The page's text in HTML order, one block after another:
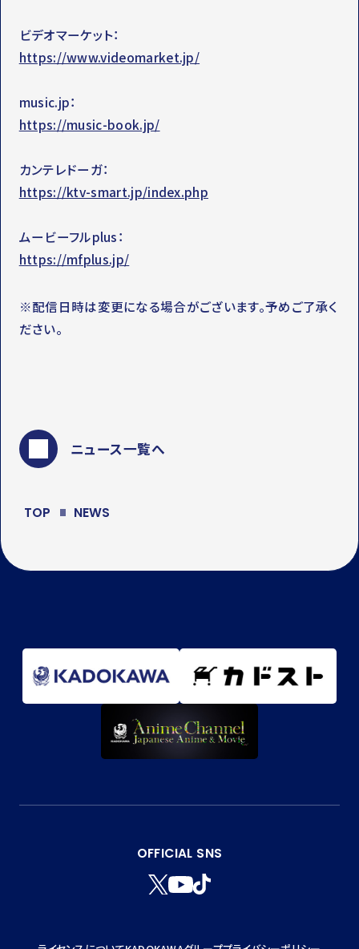
ビデオマーケット：
https://www.videomarket.jp/
music.jp：
https://music-book.jp/
カンテレドーガ：
https://ktv-smart.jp/index.php
ムービーフルplus：
https://mfplus.jp/
※配信日時は変更になる場合がございます。予めご了承く
ださい。
ニュース一覧へ
TOP NEWS
OFFICIAL SNS
T
Y